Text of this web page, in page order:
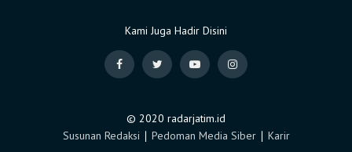
Kami Juga Hadir Disini
© 2020 radarjatim.id
Susunan Redaksi ∣ Pedoman Media Siber∣ Karir